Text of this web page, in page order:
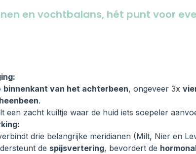
en vochtbalans, hét punt voor
binnenkant van het achterbeen, ongeveer 3x
.
een zacht kuiltje waar de huid iets soepeler
drie belangrijke meridianen (Milt, Nier en
de spijsvertering, bevordert de